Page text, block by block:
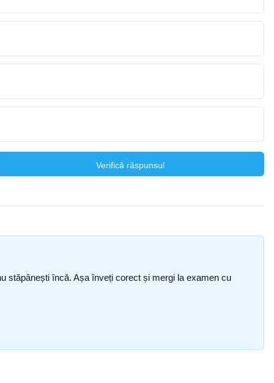
Verifică răspunsul
stăpânești încă. Așa înveți corect și mergi la examen cu